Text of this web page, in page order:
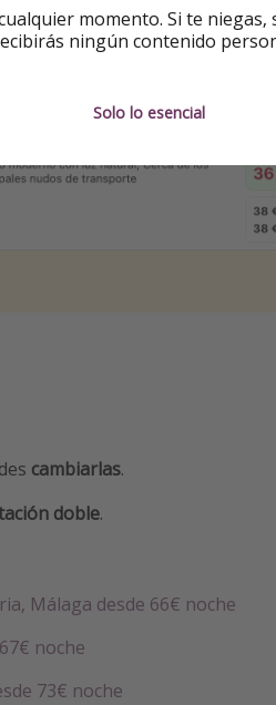
cambiarlas.
doble.
Málaga desde 66€ noche
noche
73€ noche
momento. Si te
ningún contenido
Solo lo esencial